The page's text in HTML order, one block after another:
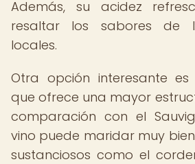
Además, su acidez
resaltar los sabores de
locales.
Otra opción interesante es
que ofrece una mayor
comparación con el
vino puede maridar muy
sustanciosos como el